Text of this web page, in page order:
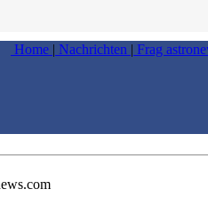
Home | Nachrichten | Frag